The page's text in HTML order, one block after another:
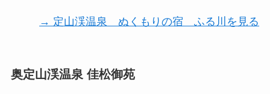
→ 定山渓温泉 ぬくもりの宿 ふる川を見る
奥定山渓温泉 佳松御苑